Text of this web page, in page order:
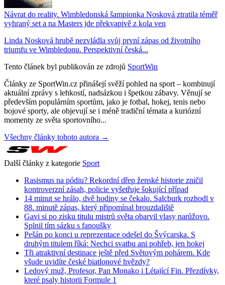
Návrat do reality. Wimbledonská šampionka Nosková ztratila téměř
vyhraný set a na Masters jde překvapivě z kola ven
Linda Nosková hrubě nezvládla svůj první zápas od životního
triumfu ve Wimbledonu. Perspektivní česká...
Tento článek byl publikován ze zdrojů SportWin
Články ze SportWin.cz přinášejí svěží pohled na sport – kombinují
aktuální zprávy s lehkostí, nadsázkou i špetkou zábavy. Věnují se
především populárním sportům, jako je fotbal, hokej, tenis nebo
bojové sporty, ale objevují se i méně tradiční témata a kuriózní
momenty ze světa sportovního...
Všechny články tohoto autora →
Další články z kategorie Sport
Rasismus na pódiu? Rekordní dřep ženské historie zničil
kontroverzní zásah, policie vyšetřuje šokující případ
14 minut se hrálo, dvě hodiny se čekalo. Salcburk rozhodl v
88. minutě zápas, který připomínal brouzdaliště
Gavi si po zisku titulu mistrů světa obarvil vlasy narůžovo.
Splnil tím sázku s fanoušky
Pešán po konci u reprezentace odešel do Švýcarska. S
druhým titulem říká: Nechci svatbu ani pohřeb, jen hokej
Tři atraktivní destinace ještě před Světovým pohárem. Kde
všude uvidíte české biatlonové hvězdy?
Ledový muž, Profesor, Pan Monako i Létající Fin. Přezdívky,
které psaly historii Formule 1